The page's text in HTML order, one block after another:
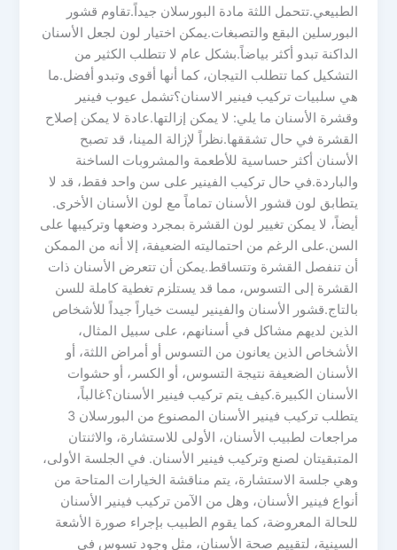
الطبيعي.تتحمل اللثة مادة البورسلان جيداً.تقاوم قشور
البورسلين البقع والتصبغات.يمكن اختيار لون لجعل الأسنان
الداكنة تبدو أكثر بياضاً.بشكل عام لا تتطلب الكثير من
التشكيل كما تتطلب التيجان، كما أنها أقوى وتبدو أفضل.ما
هي سلبيات تركيب فينير الاسنان؟تشمل عيوب فينير
وقشرة الأسنان ما يلي: لا يمكن إزالتها.عادة لا يمكن إصلاح
القشرة في حال تشققها.نظراً لإزالة المينا، قد تصبح
الأسنان أكثر حساسية للأطعمة والمشروبات الساخنة
والباردة.في حال تركيب الفينير على سن واحد فقط، قد لا
يتطابق لون قشور الأسنان تماماً مع لون الأسنان الأخرى.
أيضاً، لا يمكن تغيير لون القشرة بمجرد وضعها وتركيبها على
السن.على الرغم من احتماليته الضعيفة، إلا أنه من الممكن
أن تنفصل القشرة وتتساقط.يمكن أن تتعرض الأسنان ذات
القشرة إلى التسوس، مما قد يستلزم تغطية كاملة للسن
بالتاج.قشور الأسنان والفينير ليست خياراً جيداً للأشخاص
الذين لديهم مشاكل في أسنانهم، على سبيل المثال،
الأشخاص الذين يعانون من التسوس أو أمراض اللثة، أو
الأسنان الضعيفة نتيجة التسوس، أو الكسر، أو حشوات
الأسنان الكبيرة.كيف يتم تركيب فينير الأسنان؟غالباً،
يتطلب تركيب فينير الأسنان المصنوع من البورسلان 3
مراجعات لطبيب الأسنان، الأولى للاستشارة، والاثنتان
المتبقيتان لصنع وتركيب فينير الأسنان. في الجلسة الأولى،
وهي جلسة الاستشارة، يتم مناقشة الخيارات المتاحة من
أنواع فينير الأسنان، وهل من الآمن تركيب فينير الأسنان
للحالة المعروضة، كما يقوم الطبيب بإجراء صورة الأشعة
السينية، لتقييم صحة الأسنان، مثل وجود تسوس في